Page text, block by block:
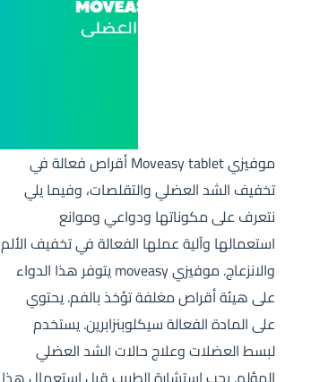
موفيزي Moveasy tablet أقراص فعالة في
تخفيف الشد العضلي والتقلصات، وفيما يلي
نتعرف على مكوناتها ودواعي وموانع
استعمالها وآلية عملها الفعالة في تخفيف الألم
والانزعاج. موفيزي moveasy يتوفر هذا الدواء
على هيئة أقراص مغلفة تؤخذ بالفم. يحتوي
على المادة الفعالة سيكلوبنزابرين. يستخدم
لبسط العضلات وعلاج حالات الشد العضلي